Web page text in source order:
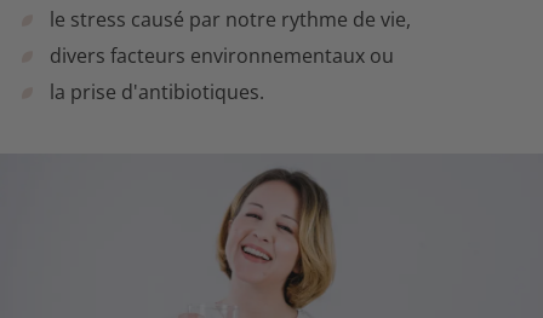
le stress causé par notre rythme de vie,
divers facteurs environnementaux ou
la prise d'antibiotiques.